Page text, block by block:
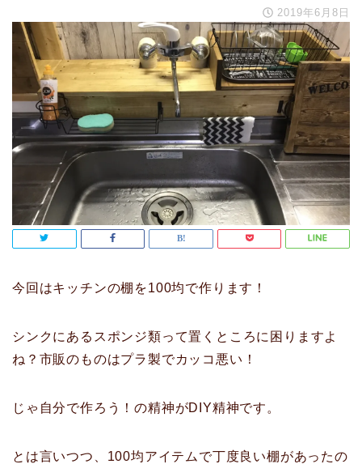
2019年6月8日
今回はキッチンの棚を100均で作ります！
シンクにあるスポンジ類って置くところに困りますよ
ね？市販のものはプラ製でカッコ悪い！
じゃ自分で作ろう！の精神がDIY精神です。
とは言いつつ、100均アイテムで丁度良い棚があったの